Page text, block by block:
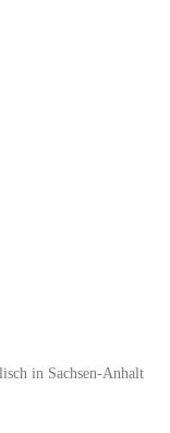
in Sachsen-Anhalt